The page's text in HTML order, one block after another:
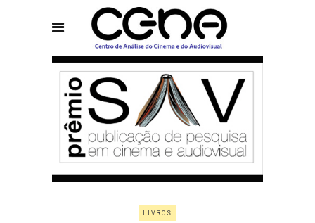
LIVROS